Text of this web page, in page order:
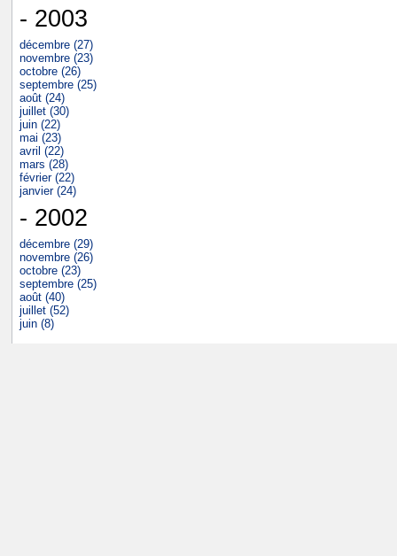
- 2003
décembre (27)
novembre (23)
octobre (26)
septembre (25)
août (24)
juillet (30)
juin (22)
mai (23)
avril (22)
mars (28)
février (22)
janvier (24)
- 2002
décembre (29)
novembre (26)
octobre (23)
septembre (25)
août (40)
juillet (52)
juin (8)